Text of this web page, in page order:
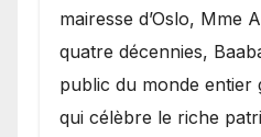
mairesse d’Oslo, Mme
quatre décennies,
public du monde
qui célèbre le riche